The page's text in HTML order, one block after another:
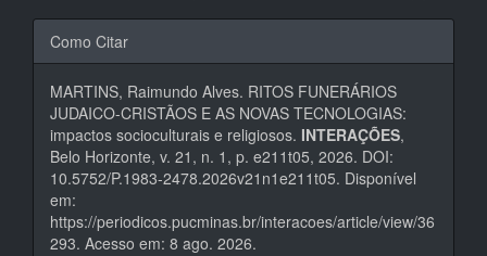
Detalhes
do
artigo
Como Citar
MARTINS, Raimundo Alves. RITOS FUNERÁRIOS
JUDAICO-CRISTÃOS E AS NOVAS TECNOLOGIAS:
impactos socioculturais e religiosos. INTERAÇÕES,
Belo Horizonte, v. 21, n. 1, p. e211t05, 2026. DOI:
10.5752/P.1983-2478.2026v21n1e211t05. Disponível
em:
https://periodicos.pucminas.br/interacoes/article/view/36
293. Acesso em: 8 ago. 2026.